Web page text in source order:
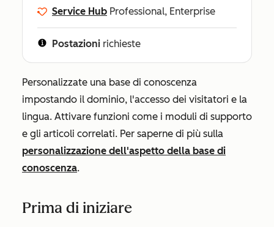
Service Hub Professional, Enterprise
Postazioni richieste
Personalizzate una base di conoscenza
impostando il dominio, l'accesso dei visitatori e la
lingua. Attivare funzioni come i moduli di supporto
e gli articoli correlati. Per saperne di più sulla
personalizzazione dell'aspetto della base di
conoscenza.
Prima di iniziare